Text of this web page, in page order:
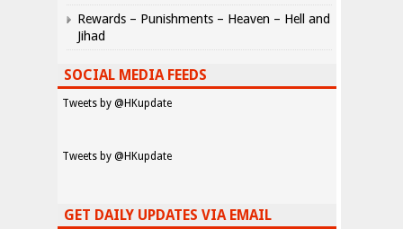
Rewards – Punishments – Heaven – Hell and
Jihad
SOCIAL MEDIA FEEDS
Tweets by @HKupdate
Tweets by @HKupdate
GET DAILY UPDATES VIA EMAIL